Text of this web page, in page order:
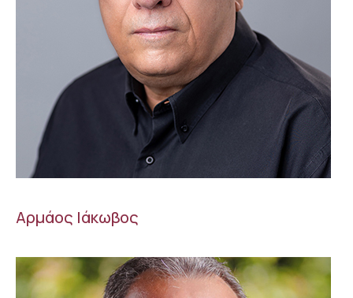
Αρμάος Ιάκωβος